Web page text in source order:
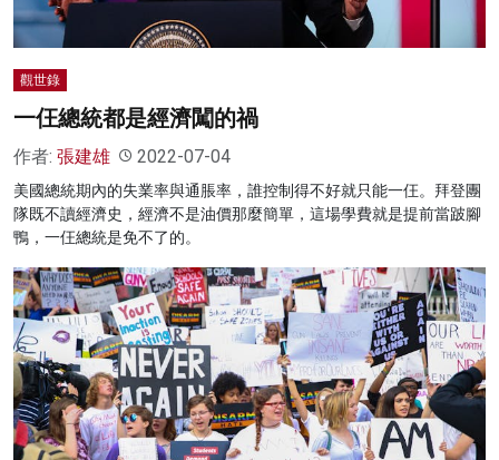
觀世錄
一仼總統都是經濟闖的禍
作者: 張建雄 2022-07-04
美國總統期內的失業率與通脹率，誰控制得不好就只能一仼。拜登團
隊既不讀經濟史，經濟不是油價那麼簡單，這場學費就是提前當跛腳
鴨，一仼總統是免不了的。